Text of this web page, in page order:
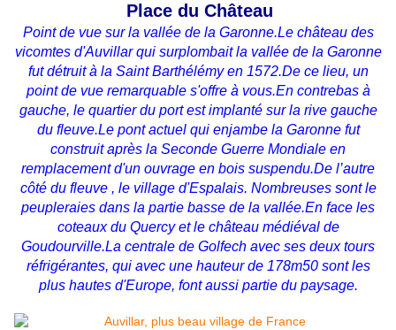
Place du Château
Point de vue sur la vallée de la Garonne.Le château des
vicomtes d'Auvillar qui surplombait la vallée de la Garonne
fut détruit à la Saint Barthélémy en 1572.De ce lieu, un
point de vue remarquable s'offre à vous.En contrebas à
gauche, le quartier du port est implanté sur la rive gauche
du fleuve.Le pont actuel qui enjambe la Garonne fut
construit après la Seconde Guerre Mondiale en
remplacement d'un ouvrage en bois suspendu.De l’autre
côté du fleuve , le village d'Espalais. Nombreuses sont le
peupleraies dans la partie basse de la vallée.En face les
coteaux du Quercy et le château médiéval de
Goudourville.La centrale de Golfech avec ses deux tours
réfrigérantes, qui avec une hauteur de 178m50 sont les
plus hautes d'Europe, font aussi partie du paysage.